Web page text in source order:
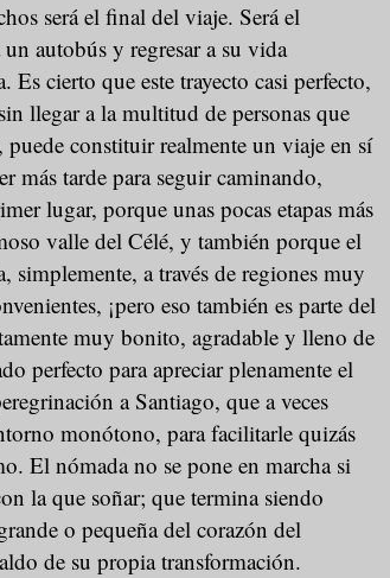
será el final del viaje. Será el
autobús y regresar a su vida
cierto que este trayecto casi perfecto,
llegar a la multitud de personas que
constituir realmente un viaje en sí
más tarde para seguir caminando,
lugar, porque unas pocas etapas más
valle del Célé, y también porque el
simplemente, a través de regiones muy
¡pero eso también es parte del
muy bonito, agradable y lleno de
perfecto para apreciar plenamente el
a Santiago, que a veces
monótono, para facilitarle quizás
El nómada no se pone en marcha si
la que soñar; que termina siendo
o pequeña del corazón del
de su propia transformación.